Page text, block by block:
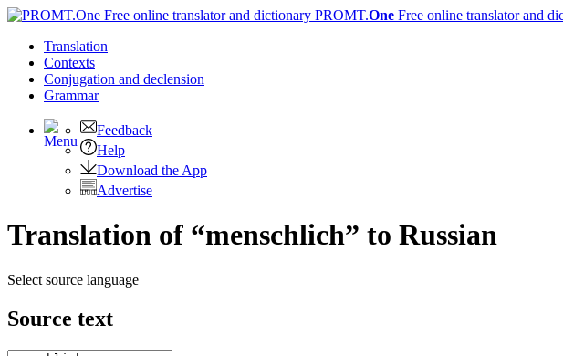
PROMT.One Free online translator and
Translation
Contexts
Conjugation and declension
Grammar
Feedback
Help
Download the App
Advertise
Translation of “menschlich” to Russian
Select source language
Source text